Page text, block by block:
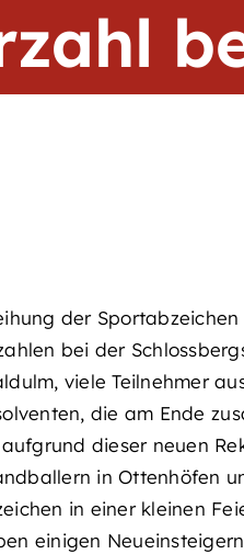
der Sportabzeichen
bei der
viele Teilnehmer
die am Ende
dieser neuen
in Ottenhöfen
in einer kleinen
einigen